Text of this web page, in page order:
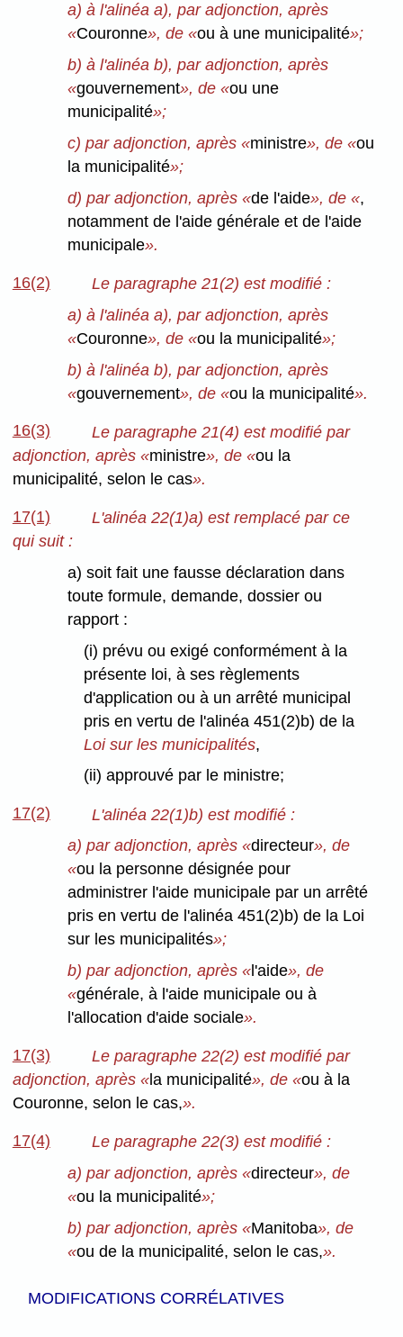
a) à l'alinéa a), par adjonction, après
«Couronne», de «ou à une municipalité»;
b) à l'alinéa b), par adjonction, après
«gouvernement», de «ou une
municipalité»;
c) par adjonction, après «ministre», de «ou
la municipalité»;
d) par adjonction, après «de l'aide», de «,
notamment de l'aide générale et de l'aide
municipale».
16(2)
Le paragraphe 21(2) est modifié :
a) à l'alinéa a), par adjonction, après
«Couronne», de «ou la municipalité»;
b) à l'alinéa b), par adjonction, après
«gouvernement», de «ou la municipalité».
16(3)
Le paragraphe 21(4) est modifié par
adjonction, après «ministre», de «ou la
municipalité, selon le cas».
17(1)
L'alinéa 22(1)a) est remplacé par ce
qui suit :
a) soit fait une fausse déclaration dans
toute formule, demande, dossier ou
rapport :
(i) prévu ou exigé conformément à la
présente loi, à ses règlements
d'application ou à un arrêté municipal
pris en vertu de l'alinéa 451(2)b) de la
Loi sur les municipalités,
(ii) approuvé par le ministre;
17(2)
L'alinéa 22(1)b) est modifié :
a) par adjonction, après «directeur», de
«ou la personne désignée pour
administrer l'aide municipale par un arrêté
pris en vertu de l'alinéa 451(2)b) de la Loi
sur les municipalités»;
b) par adjonction, après « l'aide», de
«générale, à l'aide municipale ou à
l'allocation d'aide sociale».
17(3)
Le paragraphe 22(2) est modifié par
adjonction, après «la municipalité», de «ou à la
Couronne, selon le cas,».
17(4)
Le paragraphe 22(3) est modifié :
a) par adjonction, après «directeur», de
«ou la municipalité»;
b) par adjonction, après «Manitoba», de
«ou de la municipalité, selon le cas,».
MODIFICATIONS CORRÉLATIVES